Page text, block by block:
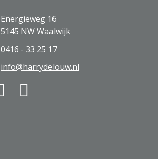
Energieweg 16
5145 NW Waalwijk
0416 - 33 25 17
info@harrydelouw.nl